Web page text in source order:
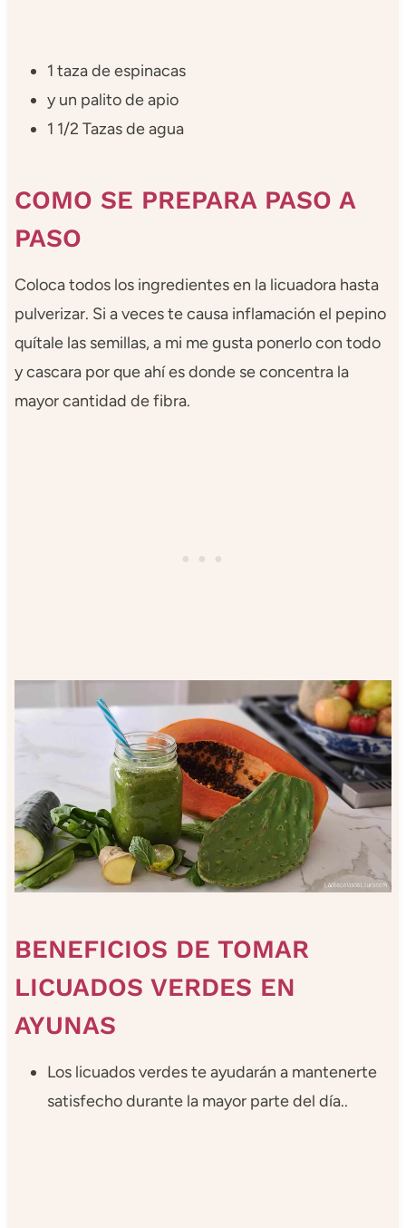
1 taza de espinacas
y un palito de apio
1 1/2 Tazas de agua
COMO SE PREPARA PASO A
PASO
Coloca todos los ingredientes en la licuadora hasta
pulverizar. Si a veces te causa inflamación el pepino
quítale las semillas, a mi me gusta ponerlo con todo
y cascara por que ahí es donde se concentra la
mayor cantidad de fibra.
BENEFICIOS DE TOMAR
LICUADOS VERDES EN
AYUNAS
Los licuados verdes te ayudarán a mantenerte
satisfecho durante la mayor parte del día..